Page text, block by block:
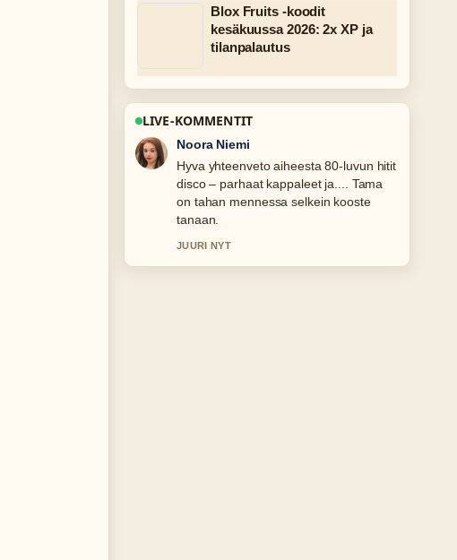
Blox Fruits -koodit
kesäkuussa 2026: 2x XP ja
tilanpalautus
LIVE-KOMMENTIT
Oskari Lehtinen
Seuraan Intia vs Englanti kriketti:
Tilastot ja historia...-lahetysta tarkasti –
arvostan tasapainoista savyja.
3 MIN SITTEN